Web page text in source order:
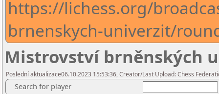
https://lichess.org/
brnenskych-univerzit/
Mistrovství brněnských
Poslední aktualizace06.10.2023 15:53:36, Creator/Last Upload: Chess
Search for player